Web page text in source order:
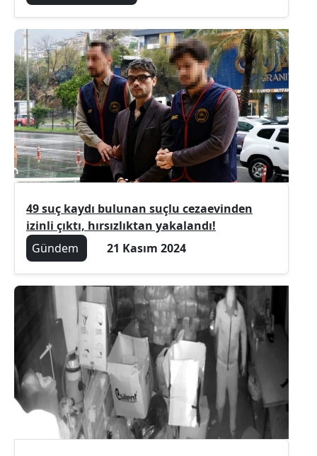
49 suç kaydı bulunan suçlu cezaevinden
izinli çıktı, hırsızlıktan yakalandı!
Gündem
21 Kasım 2024